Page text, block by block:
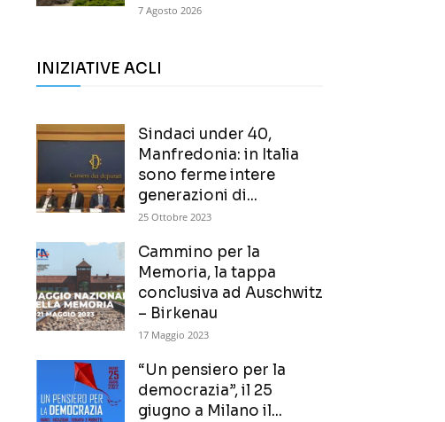
7 Agosto 2026
INIZIATIVE ACLI
Sindaci under 40,
Manfredonia: in Italia
sono ferme intere
generazioni di...
25 Ottobre 2023
Cammino per la
Memoria, la tappa
conclusiva ad Auschwitz
– Birkenau
17 Maggio 2023
“Un pensiero per la
democrazia”, il 25
giugno a Milano il...